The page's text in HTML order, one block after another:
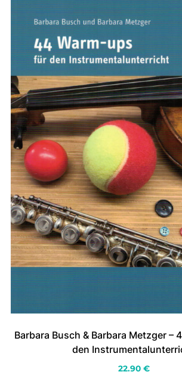
Barbara Busch & Barbara Metzger –
den
22.90 €